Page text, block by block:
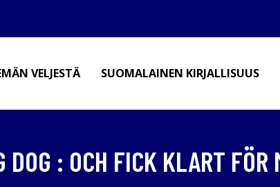
VELJESTÄ SUOMALAINEN KIRJALLISUUS
: OCH FICK KLART FÖR